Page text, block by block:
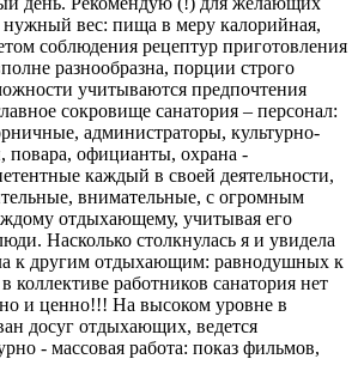
нужный вес: пища в меру калорийная,
соблюдения рецептур приготовления
разнообразна, порции строго
учитываются предпочтения
сокровище санатория – персонал:
администраторы, культурно-
повара, официанты, охрана -
каждый в своей деятельности,
внимательные, с огромным
отдыхающему, учитывая его
Насколько столкнулась я и увидела
к другим отдыхающим: равнодушных к
работников санатория нет
и ценно!!! На высоком уровне в
досуг отдыхающих, ведется
- массовая работа: показ фильмов,